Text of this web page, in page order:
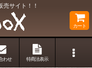
売サイト！！
カート
わせ 特商法表示